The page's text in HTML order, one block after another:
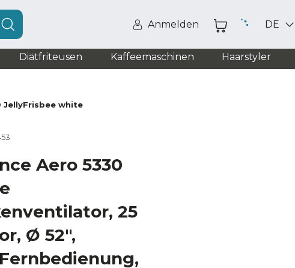
Anmelden DE
Diätfriteusen Kaffeemaschinen Haarstyler
JellyFrisbee white
Aero 5330
25
Ø 52″,